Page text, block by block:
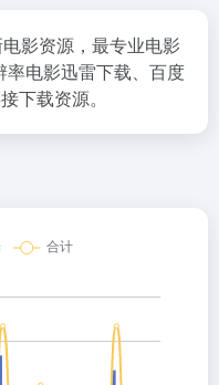
影资源，最专业电影
电影迅雷下载、百度
下载资源。